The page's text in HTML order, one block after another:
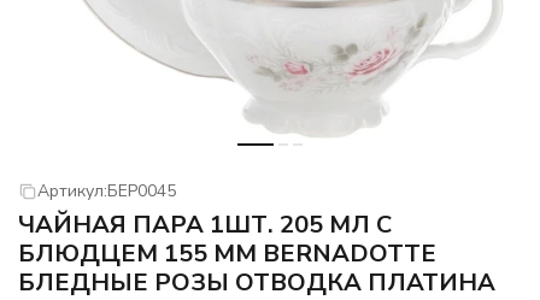
Артикул:БЕР0045
ЧАЙНАЯ ПАРА 1ШТ. 205 МЛ С
БЛЮДЦЕМ 155 ММ BERNADOTTE
БЛЕДНЫЕ РОЗЫ ОТВОДКА ПЛАТИНА